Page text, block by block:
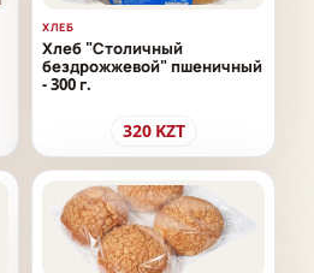
ХЛЕБ
Хлеб "Столичный
бездрожжевой" пшеничный
- 300 г.
320 KZT